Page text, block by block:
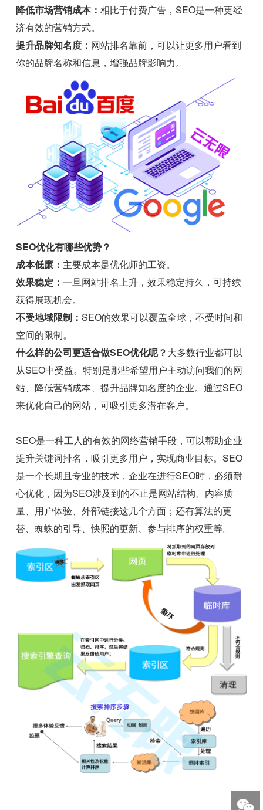
降低市场营销成本：相比于付费广告，SEO是一种更经
济有效的营销方式。
提升品牌知名度： 网站排名靠前，可以让更多用户看到
你的品牌名称和信息，增强品牌影响力。
SEO优化有哪些优势？
成本低廉： 主要成本是优化师的工资。
效果稳定：一旦网站排名上升，效果稳定持久，可持续
获得展现机会。
不受地域限制：SEO的效果可以覆盖全球，不受时间和
空间的限制。
什么样的公司更适合做SEO优化呢？大多数行业都可以
从SEO中受益。特别是那些希望用户主动访问我们的网
站、降低营销成本、提升品牌知名度的企业。通过SEO
来优化自己的网站，可吸引更多潜在客户。
SEO是一种工人的有效的网络营销手段，可以帮助企业
提升关键词排名，吸引更多用户，实现商业目标。SEO
是一个长期且专业的技术，企业在进行SEO时，必须耐
心优化，因为SEO涉及到的不止是网站结构、内容质
量、用户体验、外部链接这几个方面；还有算法的更
替、蜘蛛的引导、快照的更新、参与排序的权重等。